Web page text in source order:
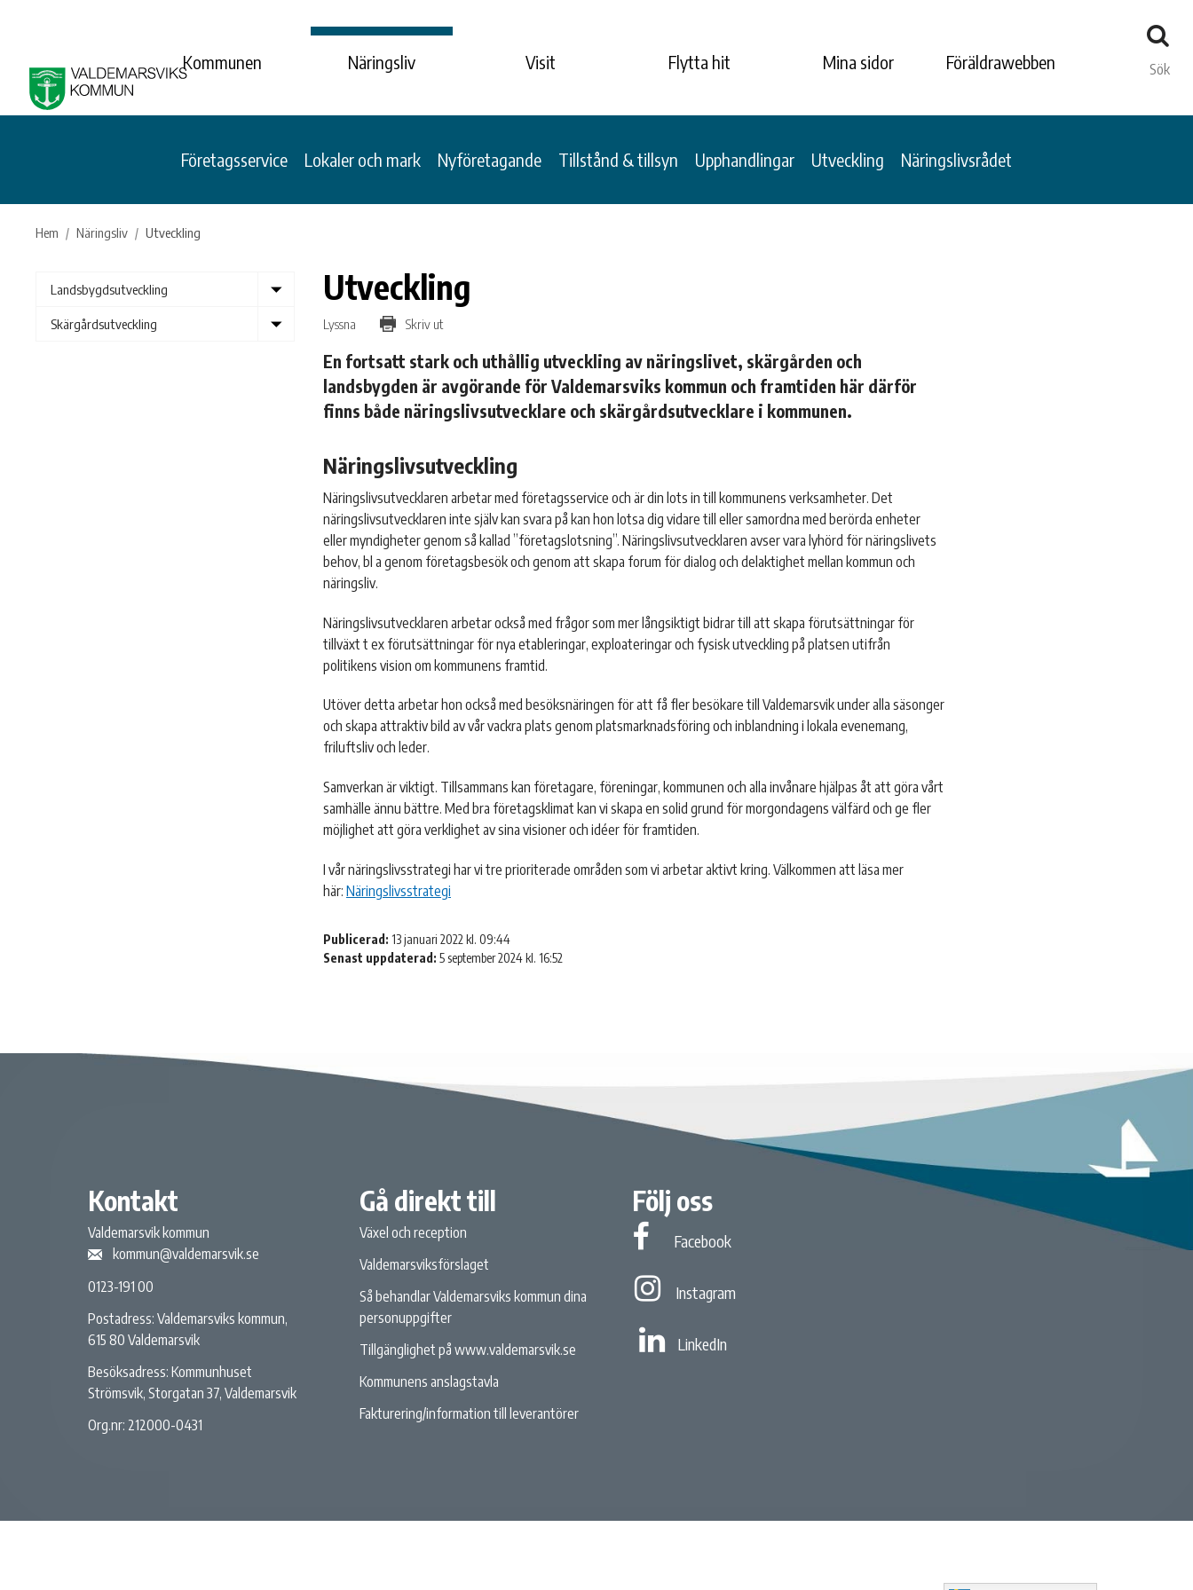
Sök
Kommunen Näringsliv Visit Flytta hit Mina sidor Föräldrawebben
Företagsservice Lokaler och mark Nyföretagande Tillstånd & tillsyn Upphandlingar Utveckling Näringslivsrådet
Hem Näringsliv Utveckling
Landsbygdsutveckling
Show
submenu
Skärgårdsutveckling
Show
Utveckling
Lyssna Skriv ut
En fortsatt stark och uthållig utveckling av näringslivet, skärgården och
landsbygden är avgörande för Valdemarsviks kommun och framtiden här därför
finns både näringslivsutvecklare och skärgårdsutvecklare i kommunen.
Näringslivsutveckling
Näringslivsutvecklaren arbetar med företagsservice och är din lots in till kommunens verksamheter. Det
näringslivsutvecklaren inte själv kan svara på kan hon lotsa dig vidare till eller samordna med berörda enheter
eller myndigheter genom så kallad ”företagslotsning”. Näringslivsutvecklaren avser vara lyhörd för näringslivets
behov, bl a genom företagsbesök och genom att skapa forum för dialog och delaktighet mellan kommun och
näringsliv.
Näringslivsutvecklaren arbetar också med frågor som mer långsiktigt bidrar till att skapa förutsättningar för
tillväxt t ex förutsättningar för nya etableringar, exploateringar och fysisk utveckling på platsen utifrån
politikens vision om kommunens framtid.
Utöver detta arbetar hon också med besöksnäringen för att få fler besökare till Valdemarsvik under alla säsonger
och skapa attraktiv bild av vår vackra plats genom platsmarknadsföring och inblandning i lokala evenemang,
friluftsliv och leder.
Samverkan är viktigt. Tillsammans kan företagare, föreningar, kommunen och alla invånare hjälpas åt att göra vårt
samhälle ännu bättre. Med bra företagsklimat kan vi skapa en solid grund för morgondagens välfärd och ge fler
möjlighet att göra verklighet av sina visioner och idéer för framtiden.
I vår näringslivsstrategi har vi tre prioriterade områden som vi arbetar aktivt kring. Välkommen att läsa mer
här: Näringslivsstrategi
Publicerad: 13 januari 2022 kl. 09:44
Senast uppdaterad: 5 september 2024 kl. 16:52
Kontakt
Valdemarsvik kommun
kommun@valdemarsvik.se
0123-191 00
Postadress: Valdemarsviks kommun,
615 80 Valdemarsvik
Besöksadress: Kommunhuset
Strömsvik, Storgatan 37, Valdemarsvik
Org.nr: 212000-0431
Gå direkt till
Växel och reception
Valdemarsviksförslaget
Så behandlar Valdemarsviks kommun dina
personuppgifter
Tillgänglighet på www.valdemarsvik.se
Kommunens anslagstavla
Fakturering/information till leverantörer
Följ oss
Facebook
Facebook
Instagram
Instagram
LinkedIn
Linked In